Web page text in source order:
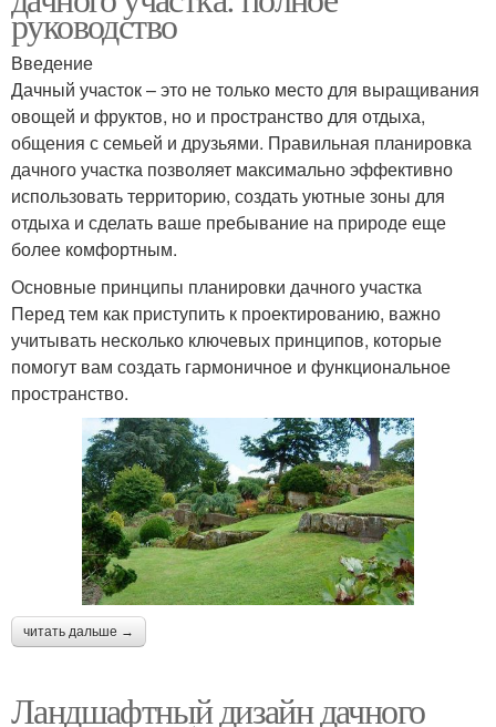
руководство
Введение
Дачный участок – это не только место для выращивания
овощей и фруктов, но и пространство для отдыха,
общения с семьей и друзьями. Правильная планировка
дачного участка позволяет максимально эффективно
использовать территорию, создать уютные зоны для
отдыха и сделать ваше пребывание на природе еще
более комфортным.
Основные принципы планировки дачного участка
Перед тем как приступить к проектированию, важно
учитывать несколько ключевых принципов, которые
помогут вам создать гармоничное и функциональное
пространство.
читать дальше →
Ландшафтный дизайн дачного